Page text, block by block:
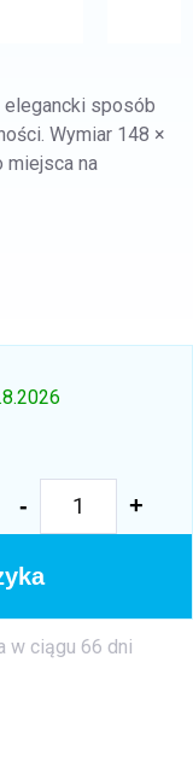
elegancki sposób
Wymiar 148 ×
miejsca na
w ciągu 66 dni